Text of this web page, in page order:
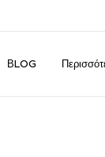
ΒLOG